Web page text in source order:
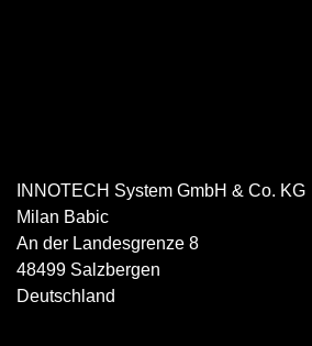
INNOTECH System GmbH & Co. KG
Milan Babic
An der Landesgrenze 8
48499 Salzbergen
Deutschland